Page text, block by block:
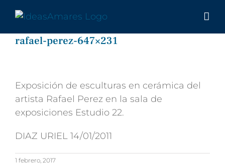
contenido
rafael-perez-647×231
Exposición de esculturas en cerámica del
artista Rafael Perez en la sala de
exposiciones Estudio 22.
DIAZ URIEL 14/01/2011
1 febrero, 2017